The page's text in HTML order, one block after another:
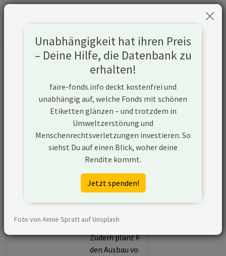
Informationen zum Unternehmen
Repsol SA
https://www.repsol.com
Konflikte
Repsol SA ist ein
Unternehmen aus
Spanien, das in der Öl- und
Gasförderung aktiv ist und
Fördermethoden nutzt.
Zudem plant Repsol SA
den Ausbau von
Unabhängigkeit hat ihren Preis
– Deine Hilfe, die Datenbank zu
erhalten!
faire-fonds.info deckt kostenfrei und
unabhängig auf, welche Fonds mit schönen
Etiketten glänzen – und trotzdem in
Umweltzerstörung und
Menschenrechtsverletzungen investieren. So
siehst Du auf einen Blick, woher deine
Rendite kommt.
Jetzt spenden!
Foto von Annie Spratt auf Unsplash